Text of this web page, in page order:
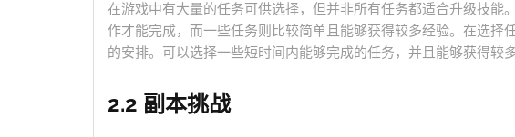
在游戏中有大量的任务可供选择，但并非所有任务都适合升级技能
作才能完成，而一些任务则比较简单且能够获得较多经验。在选择
的安排。可以选择一些短时间内能够完成的任务，并且能够获得较
2.2 副本挑战